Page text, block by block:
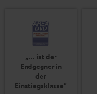
„… ist der
Endgegner in
der
Einstiegsklasse"